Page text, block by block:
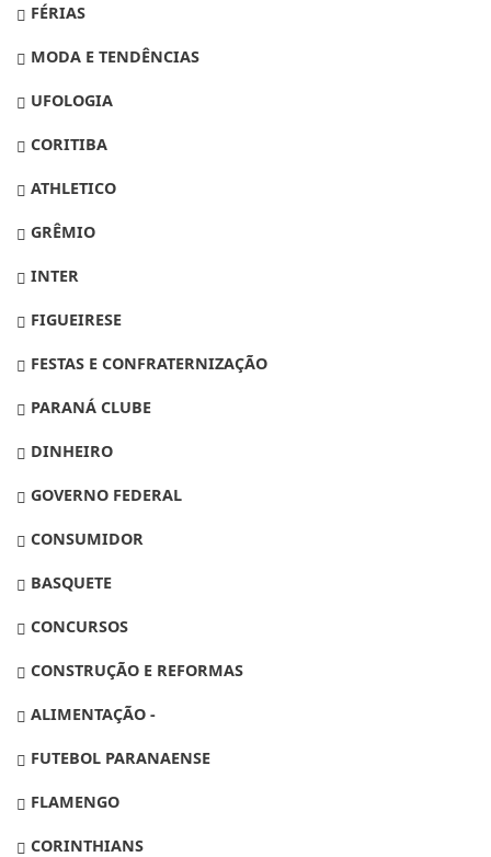
FÉRIAS
MODA E TENDÊNCIAS
UFOLOGIA
CORITIBA
ATHLETICO
GRÊMIO
INTER
FIGUEIRESE
FESTAS E CONFRATERNIZAÇÃO
PARANÁ CLUBE
DINHEIRO
GOVERNO FEDERAL
CONSUMIDOR
BASQUETE
CONCURSOS
CONSTRUÇÃO E REFORMAS
ALIMENTAÇÃO -
FUTEBOL PARANAENSE
FLAMENGO
CORINTHIANS